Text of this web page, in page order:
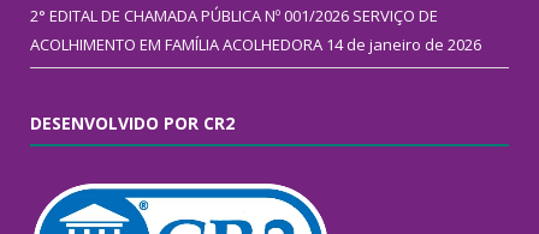
2° EDITAL DE CHAMADA PÚBLICA Nº 001/2026 SERVIÇO DE
ACOLHIMENTO EM FAMÍLIA ACOLHEDORA 14 de janeiro de 2026
DESENVOLVIDO POR CR2